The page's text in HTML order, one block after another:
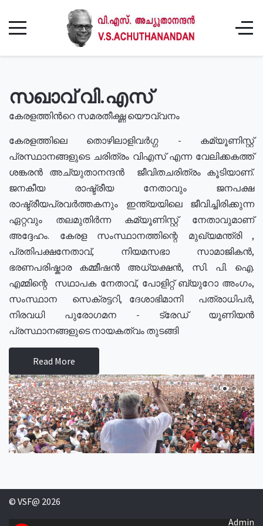
സഖാവ് വി.എസ്
കേരളത്തിൻറെ സമരതീക്ഷ്ണ യൌവ്വനം
കേരളത്തിലെ തൊഴിലാളിവർഗ്ഗ - കമ്യൂണിസ്റ്റ്
പ്രസ്ഥാനങ്ങളുടെ ചരിത്രം വിഎസ് എന്ന വേലിക്കകത്ത്
ശങ്കരൻ അച്യുതാനന്ദൻ ജീവിതചരിത്രം കൂടിയാണ്.
ജനകീയ രാഷ്ട്രീയ നേതാവും ജനപക്ഷ
രാഷ്ട്രീയപ്രവർത്തകനും ഇന്ത്യയിലെ ജീവിച്ചിരിക്കുന്ന
ഏറ്റവും തലമുതിർന്ന കമ്യൂണിസ്റ്റ് നേതാവുമാണ്
അദ്ദേഹം. കേരള സംസ്ഥാനത്തിന്റെ മുഖ്യമന്ത്രി ,
പ്രതിപക്ഷനേതാവ്, നിയമസഭാ സാമാജികൻ,
ഭരണപരിഷ്കാര കമ്മീഷൻ അധ്യക്ഷൻ, സി. പി. ഐ.
എമ്മിന്റെ സഥാപക നേതാവ്, പോളിറ്റ് ബ്യുറോ അംഗം,
സംസ്ഥാന സെക്രട്ടറി, ദേശാഭിമാനി പത്രാധിപർ,
നിരവധി പുരോഗമന - ട്രേഡ് യൂണിയൻ
പ്രസ്ഥാനങ്ങളുടെ നായകത്വം തുടങ്ങി
Read More
© VSF@ 2026
Admin